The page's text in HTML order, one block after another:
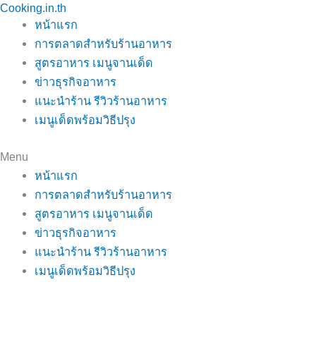
Skip
content
Cooking.in.th
หน้าแรก
การตลาดสำหรับร้านอาหาร
สูตรอาหาร เมนูจานเด็ด
ข่าวธุรกิจอาหาร
แนะนำร้าน รีวิวร้านอาหาร
เมนูเด็ดพร้อมวิธีปรุง
Menu
หน้าแรก
การตลาดสำหรับร้านอาหาร
สูตรอาหาร เมนูจานเด็ด
ข่าวธุรกิจอาหาร
แนะนำร้าน รีวิวร้านอาหาร
เมนูเด็ดพร้อมวิธีปรุง